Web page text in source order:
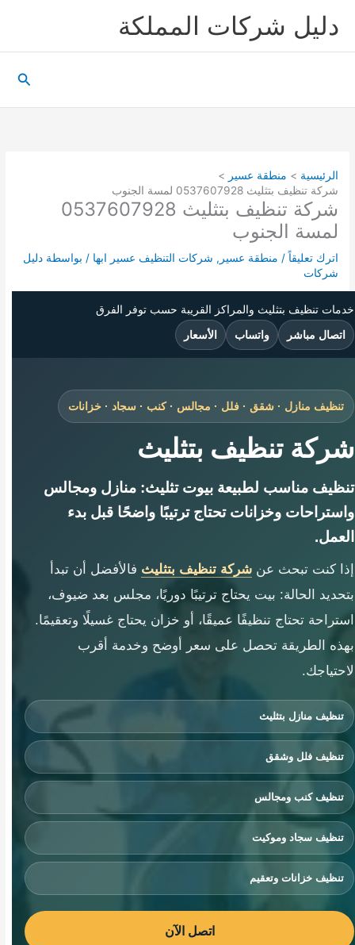
دليل شركات المملكة
الرئيسية
منطقة عسير
شركة تنظيف بتثليث 0537607928 لمسة الجنوب
شركة تنظيف بتثليث 0537607928
لمسة الجنوب
اترك تعليقاً / منطقة عسير , شركات التنظيف عسير ابها / بواسطة دليل
شركات
خدمات تنظيف بتثليث والمراكز القريبة حسب توفر الفرق
اتصال مباشر
واتساب الأسعار
تنظيف منازل · شقق · فلل · مجالس · كنب · سجاد · خزانات
شركة تنظيف بتثليث
تنظيف مناسب لطبيعة بيوت تثليث: منازل ومجالس
واستراحات وخزانات تحتاج ترتيبًا واضحًا قبل بدء
العمل.
إذا كنت تبحث عن شركة تنظيف بتثليث فالأفضل أن تبدأ
بتحديد الحالة: بيت يحتاج ترتيبًا دوريًا، مجلس بعد ضيوف،
استراحة تحتاج تنظيفًا عميقًا، أو خزان يحتاج غسيلًا وتعقيمًا.
بهذه الطريقة تحصل على سعر أوضح وخدمة أقرب
لاحتياجك.
تنظيف منازل بتثليث
تنظيف فلل وشقق
تنظيف كنب ومجالس
تنظيف سجاد وموكيت
تنظيف خزانات وتعقيم
اتصل الآن